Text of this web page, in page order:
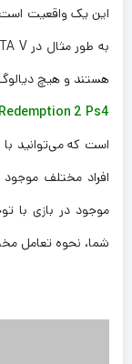
این یک واقعیت است
هستند و هیچ
2 Ps4
است که می‌توانید با
افراد مختلف موجود
موجود در بازی با
شما، نحوه تعامل